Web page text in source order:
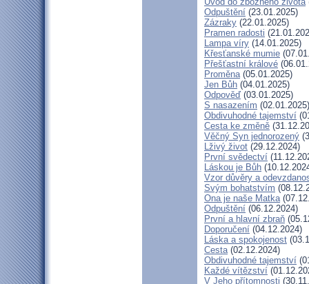
Odpuštění (23.01.2025)
Zázraky (22.01.2025)
Pramen radosti
Lampa víry (14.01.2025)
Křesťanské mumie
Přešťastní králové
Proměna(05.01.2025)
Jen Bůh (04.01.2025)
Odpověď (03.01.2025)
S nasazením (02.01.2025)
Obdivuhodné tajemství
Cesta ke změně
Věčný Syn jednorozený
Lživý život (29.12.2024)
První svědectví
Láskou je Bůh
Vzor důvěry a
Svým bohatstvím
Ona je naše Matka
Odpuštění (06.12.2024)
První a hlavní zbraň
Doporučení (04.12.2024)
Láska a spokojenost
Cesta(02.12.2024)
Obdivuhodné tajemství
Každé vítězství
V Jeho přítomnosti